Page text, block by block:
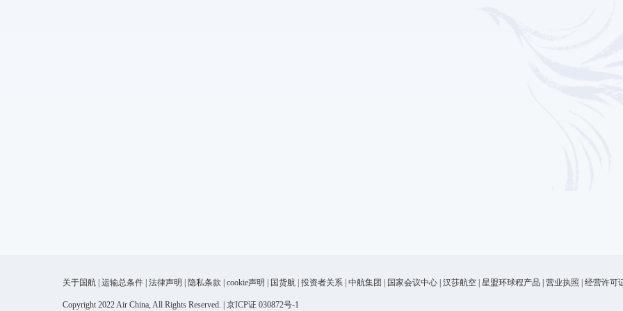
关于国航 | 运输总条件 | 法律声明 | 隐私条款 | cookie声明 | 国货航 | 投资者关系 | 中航集团 | 国家会议中心 | 汉莎航空 | 星盟环球程产品 | 营业执照 | 经营许可
Copyright 2022 Air China, All Rights Reserved. | 京ICP证 030872号-1